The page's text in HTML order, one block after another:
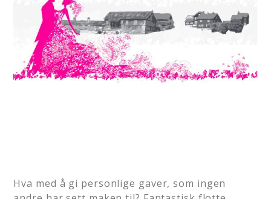
Hva med å gi personlige gaver, som ingen